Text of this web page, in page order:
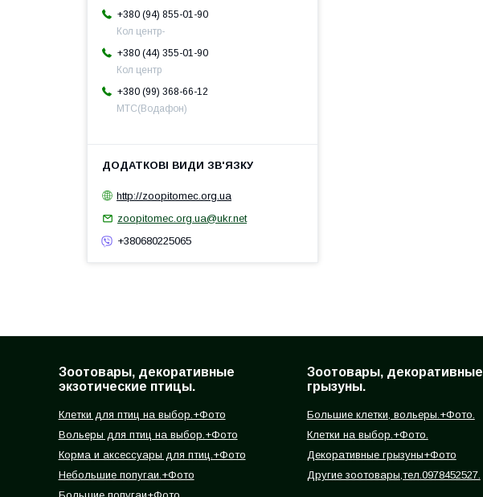
+380 (94) 855-01-90
Кол центр-
+380 (44) 355-01-90
Кол центр
+380 (99) 368-66-12
МТС(Водафон)
http://zoopitomec.org.ua
zoopitomec.org.ua@ukr.net
+380680225065
Зоотовары, декоративные
экзотические птицы.
Клетки для птиц на выбор.+Фото
Вольеры для птиц на выбор.+Фото
Корма и аксессуары для птиц.+Фото
Небольшие попугаи.+Фото
Зоотовары, декоративные
грызуны.
Большие клетки, вольеры.+Фото.
Клетки на выбор.+Фото.
Декоративные грызуны+Фото
Другие зоотовары,тел.0978452527.